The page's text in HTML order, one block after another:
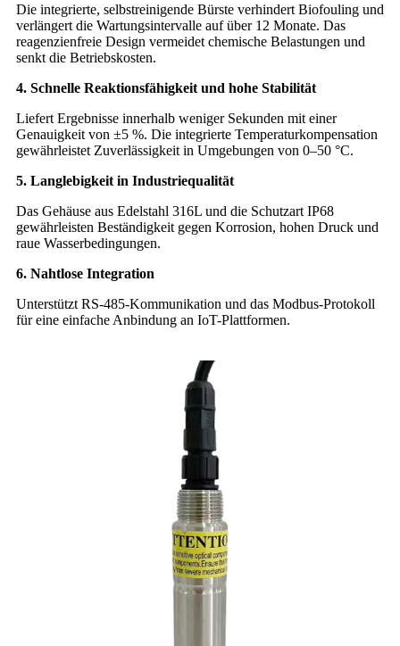
Die integrierte, selbstreinigende Bürste verhindert Biofouling und
verlängert die Wartungsintervalle auf über 12 Monate. Das
reagenzienfreie Design vermeidet chemische Belastungen und
senkt die Betriebskosten.
4. Schnelle Reaktionsfähigkeit und hohe Stabilität
Liefert Ergebnisse innerhalb weniger Sekunden mit einer
Genauigkeit von ±5 %. Die integrierte Temperaturkompensation
gewährleistet Zuverlässigkeit in Umgebungen von 0–50 °C.
5. Langlebigkeit in Industriequalität
Das Gehäuse aus Edelstahl 316L und die Schutzart IP68
gewährleisten Beständigkeit gegen Korrosion, hohen Druck und
raue Wasserbedingungen.
6. Nahtlose Integration
Unterstützt RS-485-Kommunikation und das Modbus-Protokoll
für eine einfache Anbindung an IoT-Plattformen.